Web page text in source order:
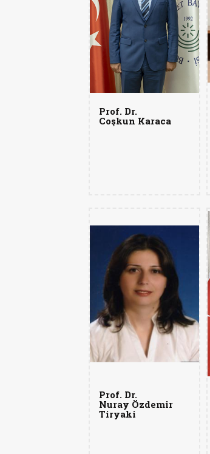
Prof. Dr.
Coşkun Karaca
Prof. Dr.
Nuray Özdemir
Tiryaki